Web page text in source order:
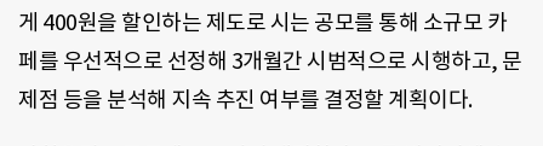
게 400원을 할인하는 제도로 시는 공모를 통해 소규모 카
페를 우선적으로 선정해 3개월간 시범적으로 시행하고, 문
제점 등을 분석해 지속 추진 여부를 결정할 계획이다.